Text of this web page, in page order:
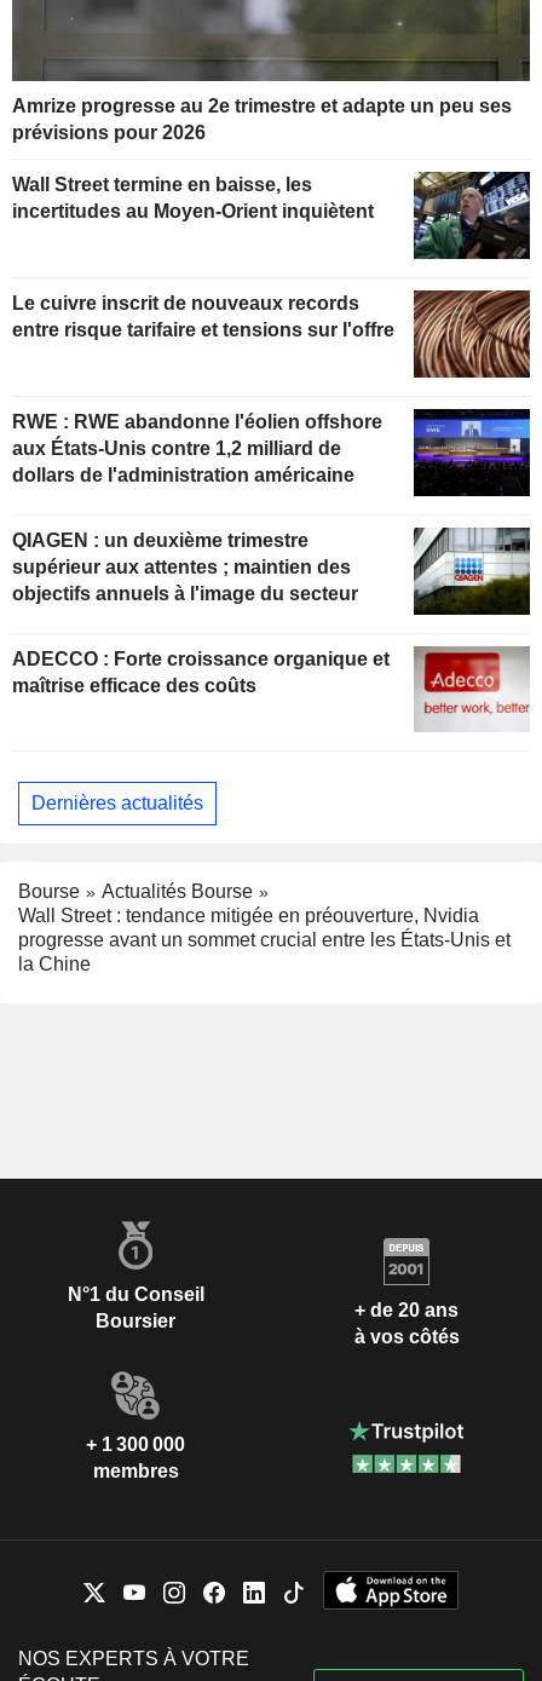
Amrize progresse au 2e trimestre et adapte un peu ses
prévisions pour 2026
Wall Street termine en baisse, les
incertitudes au Moyen-Orient inquiètent
Le cuivre inscrit de nouveaux records
entre risque tarifaire et tensions sur l'offre
RWE : RWE abandonne l'éolien offshore
aux États-Unis contre 1,2 milliard de
dollars de l'administration américaine
QIAGEN : un deuxième trimestre
supérieur aux attentes ; maintien des
objectifs annuels à l'image du secteur
ADECCO : Forte croissance organique et
maîtrise efficace des coûts
Dernières actualités
Bourse
Actualités Bourse
Wall Street : tendance mitigée en préouverture, Nvidia
progresse avant un sommet crucial entre les États-Unis et
la Chine
N°1 du Conseil
Boursier
+ de 20 ans
à vos côtés
+ 1 300 000
membres
NOS EXPERTS À VOTRE